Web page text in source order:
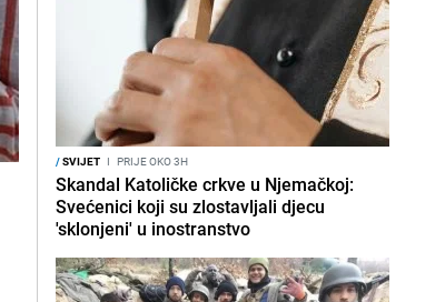
/SVIJET I PRIJE OKO 3H
Skandal Katoličke crkve u Njemačkoj:
Svećenici koji su zlostavljali djecu
'sklonjeni' u inostranstvo